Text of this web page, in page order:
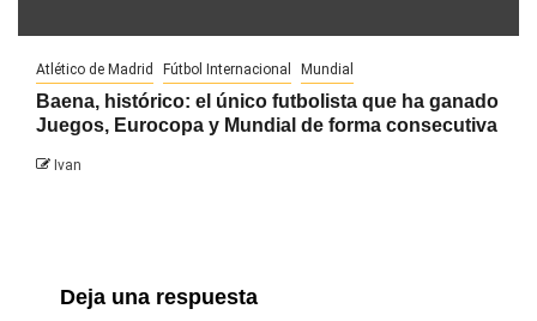
Atlético de Madrid Fútbol Internacional Mundial
Baena, histórico: el único futbolista que ha ganado
Juegos, Eurocopa y Mundial de forma consecutiva
Ivan
Deja una respuesta